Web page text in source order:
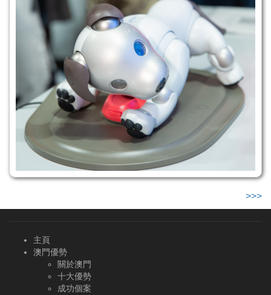
>>>
主頁
澳門優勢
關於澳門
十大優勢
成功個案